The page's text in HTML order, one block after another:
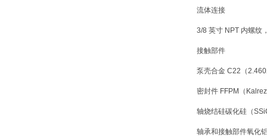
流体连接
3/8 英寸 NPT 内螺纹
接触部件
泵壳合金 C22（
密封件 FFPM（
轴烧结硅碳化硅（
轴承和接触部件氧化